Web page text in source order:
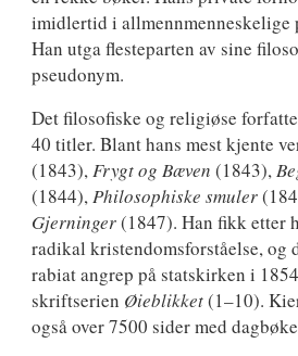
imidlertid i allmennmenneskelige
Han utga flesteparten av sine
pseudonym.
Det filosofiske og religiøse
40 titler. Blant hans mest kjente
(1843),Frygt og Bæven (1843),
(1844),Philosophiske smuler
Gjerninger(1847). Han fikk etter
radikal kristendomsforståelse, og
rabiat angrep på statskirken i
skriftserien Øieblikket(1–10).
også over 7500 sider med